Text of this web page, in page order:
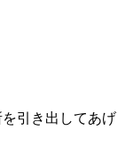
引き出してあげ